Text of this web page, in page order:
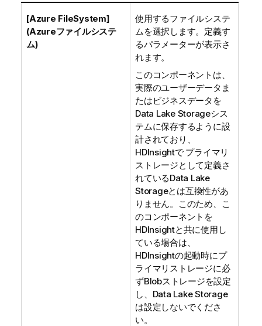
[Azure FileSystem]
(Azureファイルシステ
ム)
使用するファイルシステ
ムを選択します。定義す
るパラメーターが表示さ
れます。
このコンポーネントは、
実際のユーザーデータま
たはビジネスデータを
Data Lake Storageシス
テムに保存するように設
計されており、
HDInsightで プライマリ
ストレージとして定義さ
れているData Lake
Storageとは互換性があ
りません。このため、こ
のコンポーネントを
HDInsightと共に使用し
ている場合は、
HDInsightの起動時にプ
ライマリストレージに必
ずBlobストレージを設定
し、Data Lake Storage
は設定しないでくださ
い。